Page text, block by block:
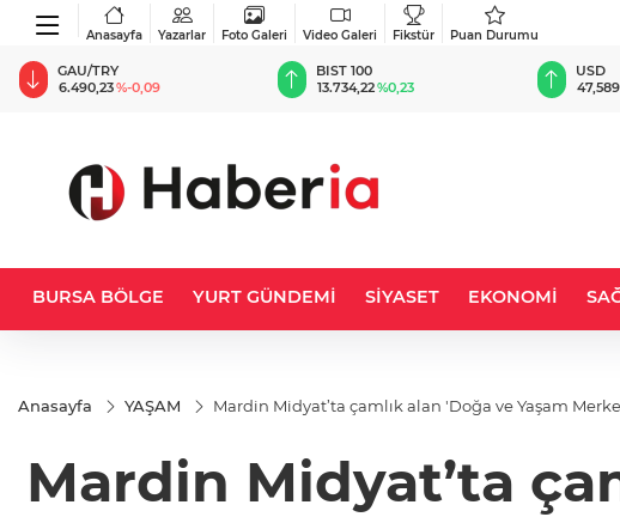
Anasayfa Yazarlar Foto Galeri Video Galeri Fikstür Puan Durumu
BIST 100
13.734,22 %0,23
USD
47,5899%0,06
EUR
BURSA BÖLGE YURT GÜNDEMİ SİYASET EKONOMİ
Anasayfa YAŞAM Mardin Midyat’ta çamlık alan 'Doğa ve Yaşam
Mardin Midyat’ta